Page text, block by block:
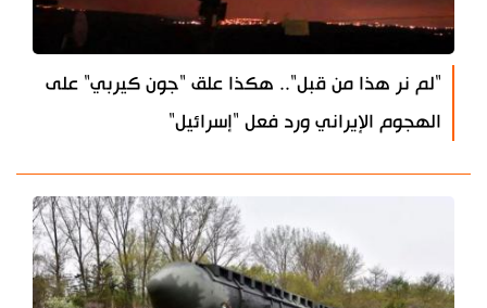
"لم نر هذا من قبل".. هكذا علق "جون كيربي" على
الهجوم الإيراني ورد فعل "إسرائيل"